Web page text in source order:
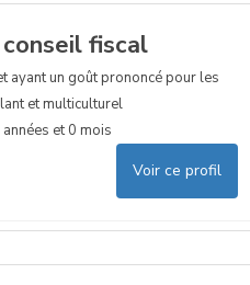
fiscal
ayant un goût prononcé pour les
et multiculturel
et 0 mois
Voir ce profil